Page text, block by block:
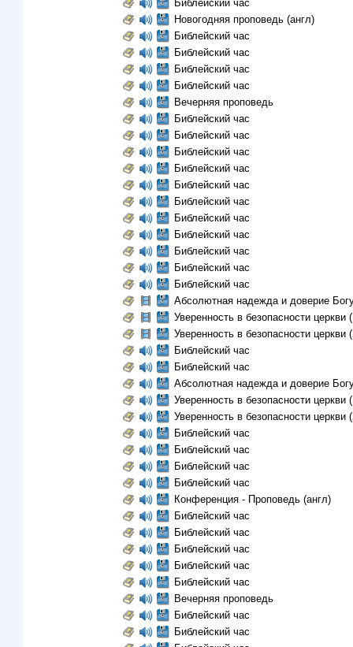
Библейский час
Новогодняя проповедь (англ)
Библейский час
Библейский час
Библейский час
Библейский час
Вечерняя проповедь
Библейский час
Библейский час
Библейский час
Библейский час
Библейский час
Библейский час
Библейский час
Библейский час
Библейский час
Библейский час
Библейский час
Абсолютная надежда и доверие
Уверенность в безопасности церкви
Уверенность в безопасности церкви
Библейский час
Библейский час
Абсолютная надежда и доверие
Уверенность в безопасности церкви
Уверенность в безопасности церкви
Библейский час
Библейский час
Библейский час
Библейский час
Конференция - Проповедь (aнгл)
Библейский час
Библейский час
Библейский час
Библейский час
Библейский час
Вечерняя проповедь
Библейский час
Библейский час